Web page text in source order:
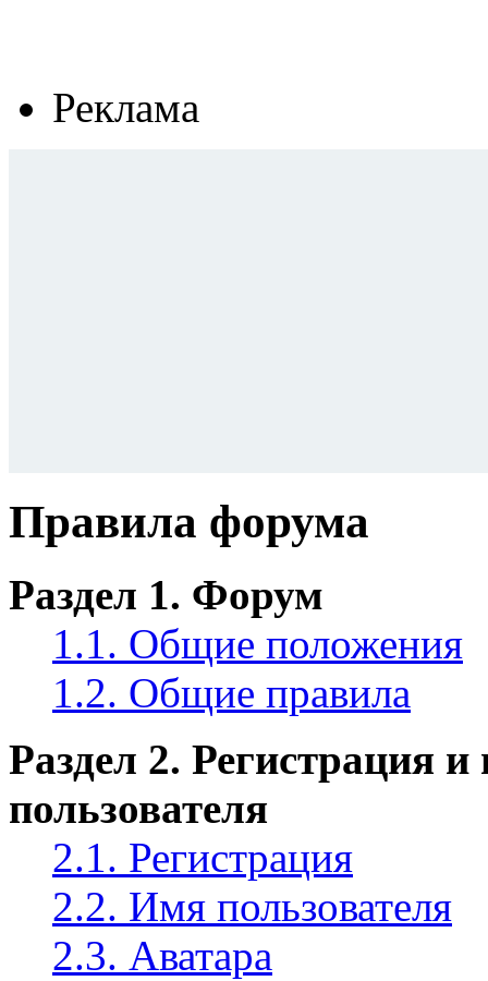
Реклама
Правила форума
Раздел 1. Форум
1.1. Общие положения
1.2. Общие правила
Раздел 2. Регистрация
пользователя
2.1. Регистрация
2.2. Имя пользователя
2.3. Аватара